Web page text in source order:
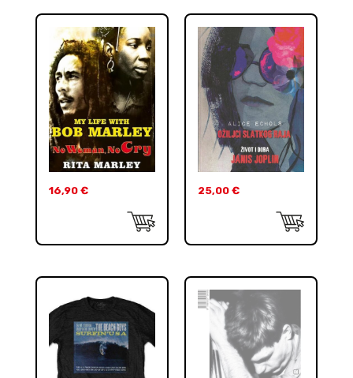
16,90 € 25,00 €